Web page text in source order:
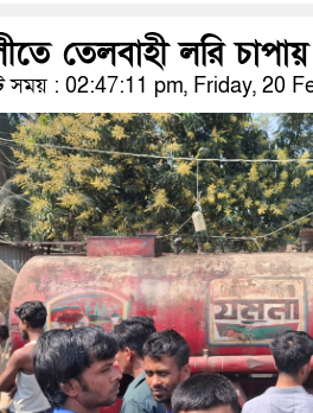
তেলবাহী লরি
: 02:47:11 pm, Friday, 20